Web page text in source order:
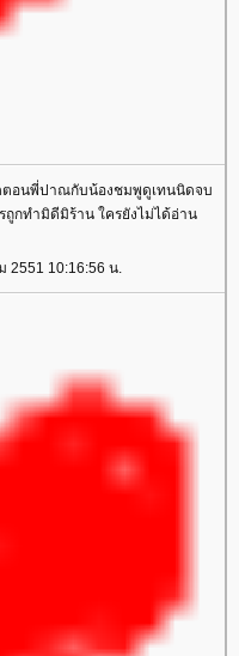
อนพี่ปาณกับน้องชมพูดูเทนนิดจบ
ทำมิดีมิร้าน ใครยังไม่ได้อ่าน
2551 10:16:56 น.